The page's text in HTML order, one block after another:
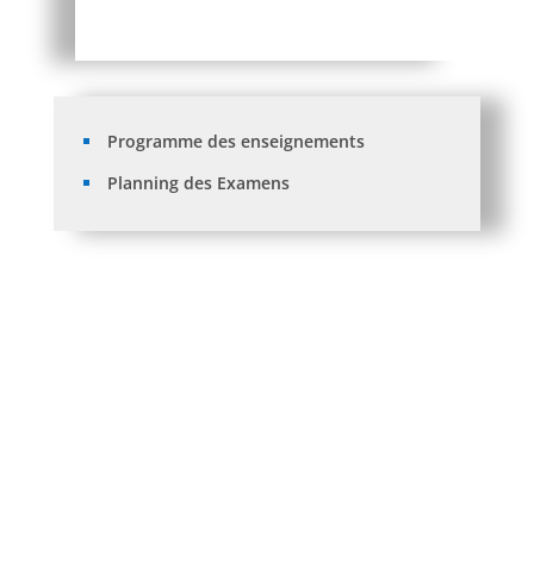
Programme des enseignements
Planning des Examens